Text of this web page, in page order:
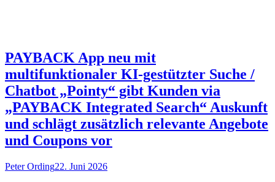
PAYBACK App neu mit
multifunktionaler KI-gestützter Suche /
Chatbot „Pointy“ gibt Kunden via
„PAYBACK Integrated Search“ Auskunft
und schlägt zusätzlich relevante Angebote
und Coupons vor
Peter Ording22. Juni 2026